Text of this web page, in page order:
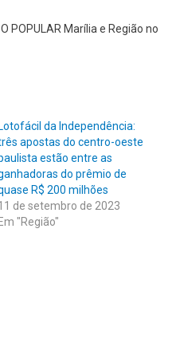
POPULAR Marília e Região no
Lotofácil da Independência:
apostas do centro-oeste
estão entre as
do prêmio de
R$ 200 milhões
de setembro de 2023
Em "Região"